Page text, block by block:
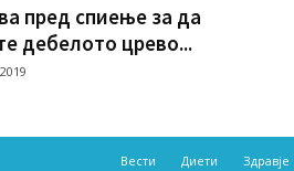
пред спиење за да
дебелото црево...
Вести Диети Здравје